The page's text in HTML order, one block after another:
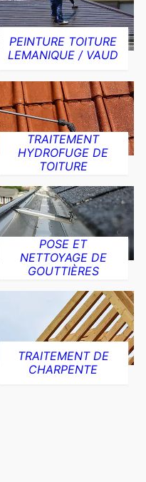
PEINTURE TOITURE
LEMANIQUE / VAUD
TRAITEMENT
HYDROFUGE DE
TOITURE
POSE ET
NETTOYAGE DE
GOUTTIÈRES
TRAITEMENT DE
CHARPENTE